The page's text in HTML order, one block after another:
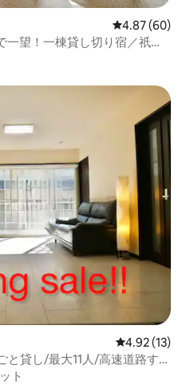
レビュー60
4.87 (60)
望！一棟貸し切り宿／祇園
期割あり！
レビュー13
4.92 (13)
貸し/最大11人/高速道路す
で１駅/
ト